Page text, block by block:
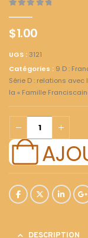
$1.00
UGS : 3121
Catégories : 9 D :
Série D : relations
la « Famille
DESCRIPTION